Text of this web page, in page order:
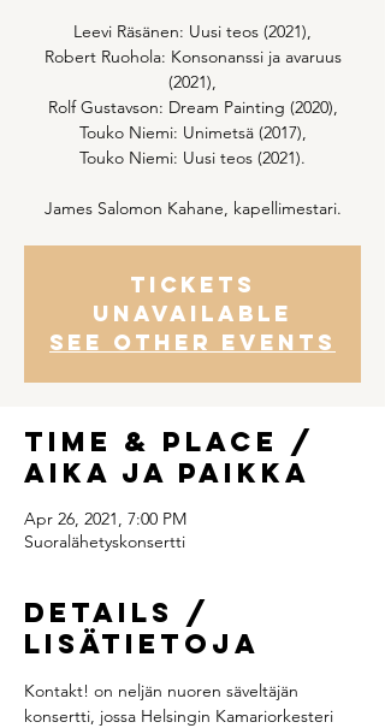
Leevi Räsänen: Uusi teos (2021),
Robert Ruohola: Konsonanssi ja avaruus
(2021),
Rolf Gustavson: Dream Painting (2020),
Touko Niemi: Unimetsä (2017),
Touko Niemi: Uusi teos (2021).
James Salomon Kahane, kapellimestari.
Tickets
Unavailable
See other events
Time & Place /
Aika ja paikka
Apr 26, 2021, 7:00 PM
Suoralähetyskonsertti
Details /
Lisätietoja
Kontakt! on neljän nuoren säveltäjän
konsertti, jossa Helsingin Kamariorkesteri